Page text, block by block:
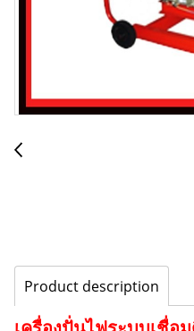
Product description